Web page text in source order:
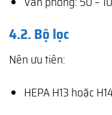
4.2. Bộ lọc
Nên ưu tiên:
HEPA H13 hoặc